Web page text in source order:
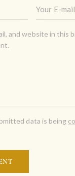
and website in this
data is being